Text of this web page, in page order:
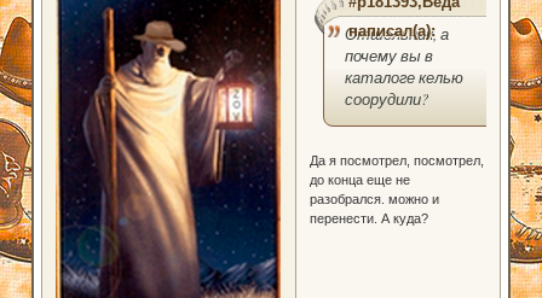
написал(а):
Отшельник, а
почему вы в
каталоге келью
соорудили?
Да я посмотрел, посмотрел,
до конца еще не
разобрался. можно и
перенести. А куда?